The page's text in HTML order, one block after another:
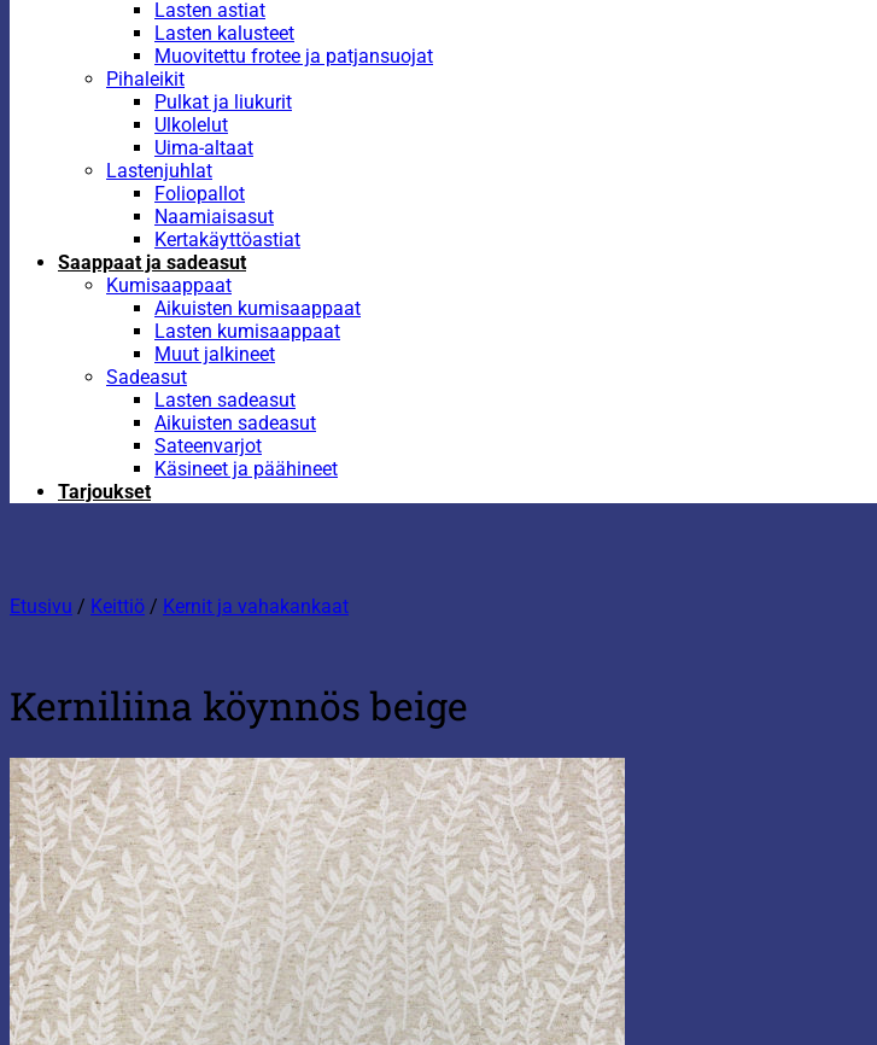
Lasten astiat
Lasten kalusteet
Muovitettu frotee ja patjansuojat
Pihaleikit
Pulkat ja liukurit
Ulkolelut
Uima-altaat
Lastenjuhlat
Foliopallot
Naamiaisasut
Kertakäyttöastiat
Saappaat ja sadeasut
Kumisaappaat
Aikuisten kumisaappaat
Lasten kumisaappaat
Muut jalkineet
Sadeasut
Lasten sadeasut
Aikuisten sadeasut
Sateenvarjot
Käsineet ja päähineet
Tarjoukset
Etusivu / Keittiö / Kernit ja vahakankaat
Kerniliina köynnös beige